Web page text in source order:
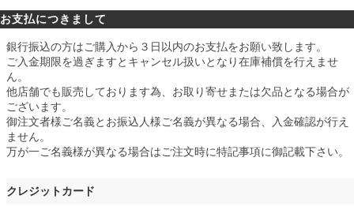
お支払につきまして
銀行振込の方はご購入から３日以内のお支払をお願い致します。
ご入金期限を過ぎますとキャンセル扱いとなり在庫補償を行えませ
ん。
他店舗でも販売しております為、お取り寄せまたは欠品となる場合が
ございます。
御注文者様ご名義とお振込人様ご名義が異なる場合、入金確認が行え
ません。
万が一ご名義様が異なる場合はご注文時に特記事項に御記載下さい。
クレジットカード